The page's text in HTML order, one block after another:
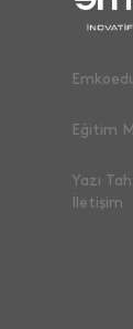
Eğitim
Yazı
İletişim